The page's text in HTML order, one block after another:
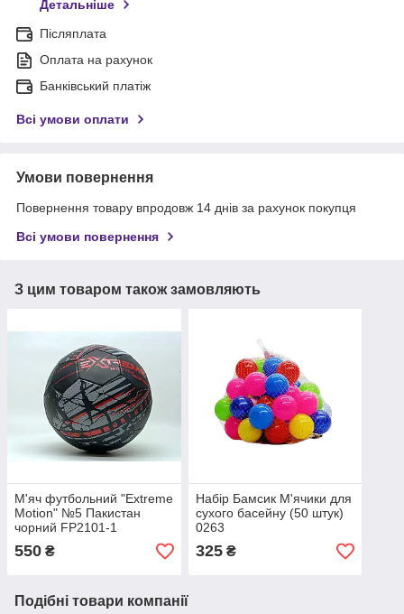
Детальніше
Післяплата
Оплата на рахунок
Банківський платіж
Всі умови оплати
Умови повернення
Повернення товару впродовж 14 днів за рахунок покупця
Всі умови повернення
З цим товаром також замовляють
М'яч футбольний "Extreme
Motion" №5 Пакистан
чорний FP2101-1
550 ₴
Набір Бамсик М'ячики для
сухого басейну (50 штук)
0263
325₴
Подібні товари компанії